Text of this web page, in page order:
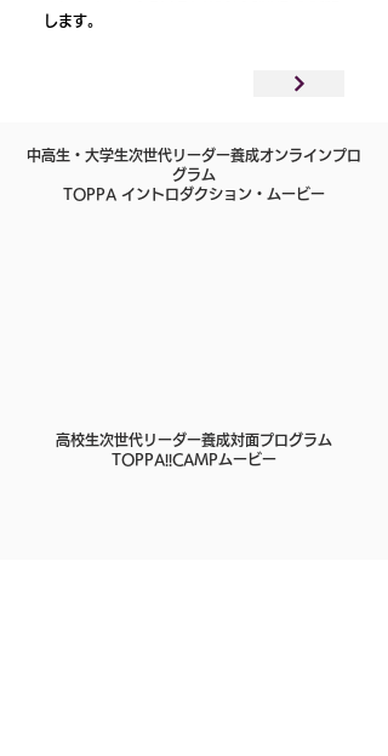
します。
中高生・大学生次世代リーダー養成オンラインプロ
グラム
TOPPA イントロダクション・ムービー
高校生次世代リーダー養成対面プログラム
TOPPA!!CAMPムービー